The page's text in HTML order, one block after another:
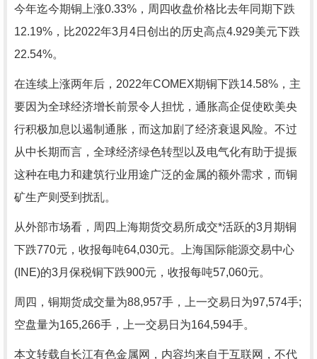
今年迄今期铜上涨0.33%，周四收盘价格比去年同期下跌
12.19%，比2022年3月4日创出的历史高点4.929美元下跌
22.54%。
在连续上涨两年后，2022年COMEX期铜下跌14.58%，主
要因为全球经济增长前景令人担忧，通胀高企促使欧美央
行积极加息以遏制通胀，而这加剧了经济衰退风险。不过
从中长期而言，全球经济绿色转型以及电气化有助于提振
这种在电力和建筑行业用途广泛的金属的额外需求，而铜
矿生产则受到扰乱。
从外部市场看，周四上海期货交易所成交*活跃的3月期铜
下跌770元，收报每吨64,030元。上海国际能源交易中心
(INE)的3月保税铜下跌900元，收报每吨57,060元。
周四，铜期货成交量为88,957手，上一交易日为97,574手;
空盘量为165,266手，上一交易日为164,594手。
本文转载自长江有色金属网，内容均来自于互联网，不代